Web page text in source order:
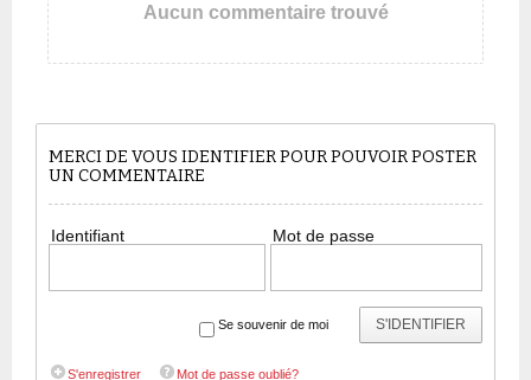
Aucun commentaire trouvé
MERCI DE VOUS IDENTIFIER POUR POUVOIR POSTER
UN COMMENTAIRE
Identifiant Mot de passe
S'IDENTIFIER
Se souvenir de moi
S'enregistrer Mot de passe oublié?